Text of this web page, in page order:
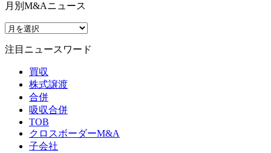
月別M&Aニュース
注目ニュースワード
買収
株式譲渡
合併
吸収合併
TOB
クロスボーダーM&A
子会社